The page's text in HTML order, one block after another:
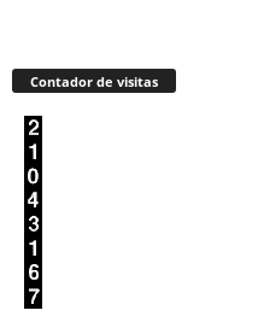
Contador de visitas